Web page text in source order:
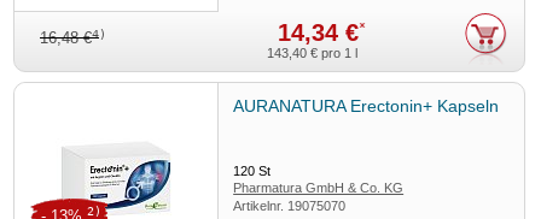
16,48 €4) 14,34 €*
143,40 € pro 1 l
AURANATURA Erectonin+ Kapseln
120St
Pharmatura GmbH & Co. KG
Artikelnr. 19075070
2)